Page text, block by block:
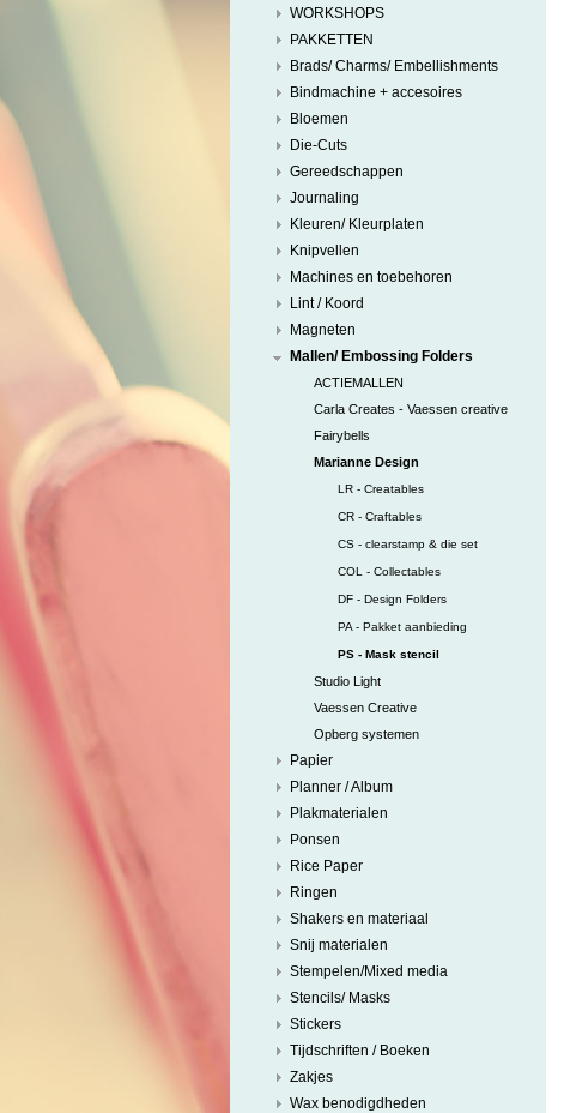
WORKSHOPS
PAKKETTEN
Brads/ Charms/ Embellishments
Bindmachine + accesoires
Bloemen
Die-Cuts
Gereedschappen
Journaling
Kleuren/ Kleurplaten
Knipvellen
Machines en toebehoren
Lint / Koord
Magneten
Mallen/ Embossing Folders
ACTIEMALLEN
Carla Creates - Vaessen creative
Fairybells
Marianne Design
LR - Creatables
CR - Craftables
CS - clearstamp & die set
COL - Collectables
DF - Design Folders
PA - Pakket aanbieding
PS - Mask stencil
Studio Light
Vaessen Creative
Opberg systemen
Papier
Planner / Album
Plakmaterialen
Ponsen
Rice Paper
Ringen
Shakers en materiaal
Snij materialen
Stempelen/Mixed media
Stencils/ Masks
Stickers
Tijdschriften / Boeken
Zakjes
Wax benodigdheden